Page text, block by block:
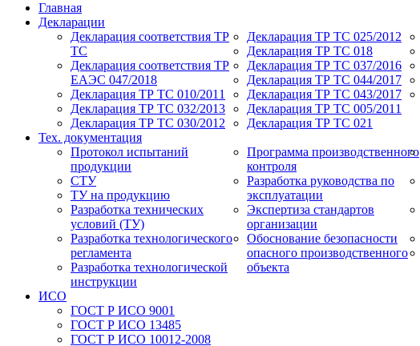
Главная
Декларации
Декларация соответствия ТР
ТС
Декларация соответствия ТР
ЕАЭС 047/2018
Декларация ТР ТС 010/2011
Декларация ТР ТС 032/2013
Декларация ТР ТС 030/2012
Декларация ТР ТС 025/2012
Декларация ТР ТС 018
Декларация ТР ТС 037/2016
Декларация ТР ТС 044/2017
Декларация ТР ТС 043/2017
Декларация ТР ТС 005/2011
Декларация ТР ТС 021
Тех. документация
Протокол испытаний
продукции
СТУ
ТУ на продукцию
Разработка технических
условий (ТУ)
Разработка технологического
регламента
Разработка технологической
инструкции
Программа производственного
контроля
Разработка руководства по
эксплуатации
Экспертиза стандартов
организации
Обоснование безопасности
опасного производственного
объекта
ИСО
ГОСТ Р ИСО 9001
ГОСТ Р ИСО 13485
ГОСТ Р ИСО 10012-2008